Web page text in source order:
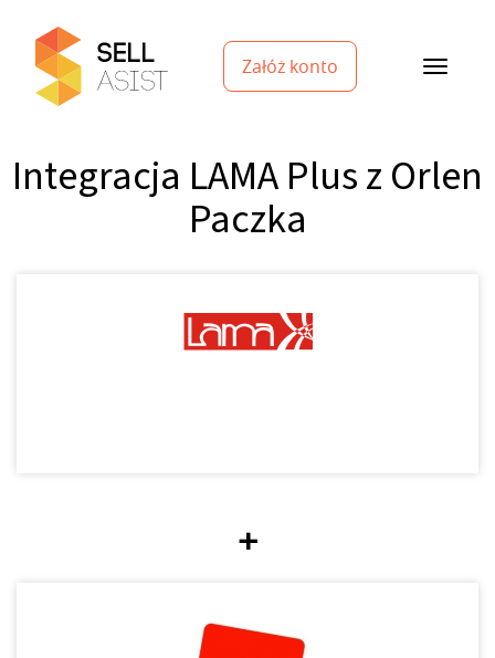
Załóż konto
Integracja LAMA Plus z Orlen
Paczka
+